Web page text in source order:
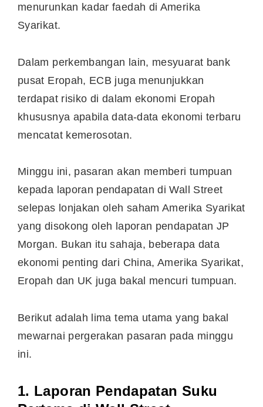
menurunkan kadar faedah di Amerika
Syarikat.
Dalam perkembangan lain, mesyuarat bank
pusat Eropah, ECB juga menunjukkan
terdapat risiko di dalam ekonomi Eropah
khususnya apabila data-data ekonomi terbaru
mencatat kemerosotan.
Minggu ini, pasaran akan memberi tumpuan
kepada laporan pendapatan di Wall Street
selepas lonjakan oleh saham Amerika Syarikat
yang disokong oleh laporan pendapatan JP
Morgan. Bukan itu sahaja, beberapa data
ekonomi penting dari China, Amerika Syarikat,
Eropah dan UK juga bakal mencuri tumpuan.
Berikut adalah lima tema utama yang bakal
mewarnai pergerakan pasaran pada minggu
ini.
1. Laporan Pendapatan Suku